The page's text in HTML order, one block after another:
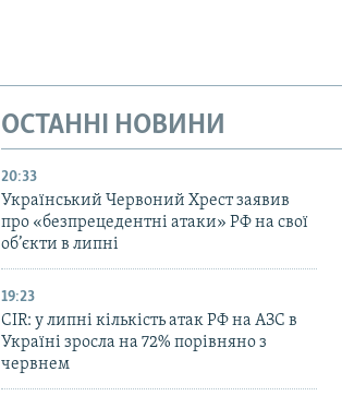
ОСТАННІ НОВИНИ
20:33
Український Червоний Хрест заявив
про «безпрецедентні атаки» РФ на свої
об’єкти в липні
19:23
CIR: у липні кількість атак РФ на АЗС в
Україні зросла на 72% порівняно з
червнем